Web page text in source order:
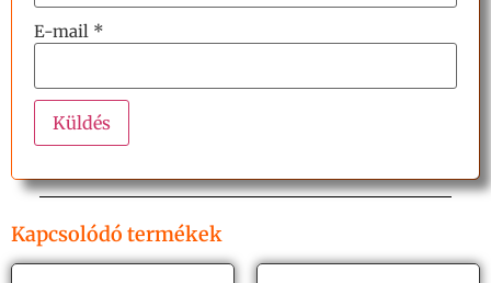
E-mail *
Kapcsolódó termékek